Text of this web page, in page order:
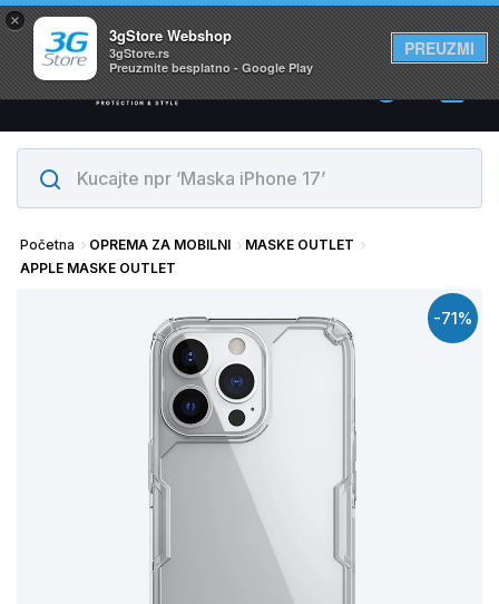
×
3gStore Webshop
3gStore.rs
Preuzmite besplatno - Google Play
PREUZMI
Svi proizvodi su na lageru. Slanje istog dana!
0
Početna OPREMA ZA MOBILNI
MASKE OUTLET
APPLE MASKE OUTLET
-71%